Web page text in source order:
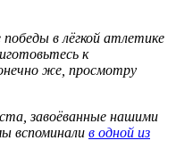
в лёгкой атлетике
к
же, просмотру
завоёванные нашими
вспоминали в одной из